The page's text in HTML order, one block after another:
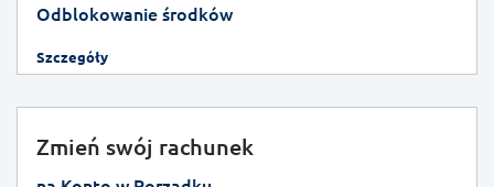
Odblokowanie środków
Szczegóły
Zmień swój rachunek